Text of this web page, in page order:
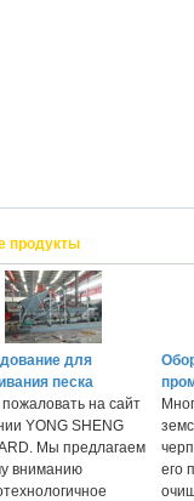
продукты
для
песка
на сайт
YONG SHENG
Мы предлагаем
вниманию
его